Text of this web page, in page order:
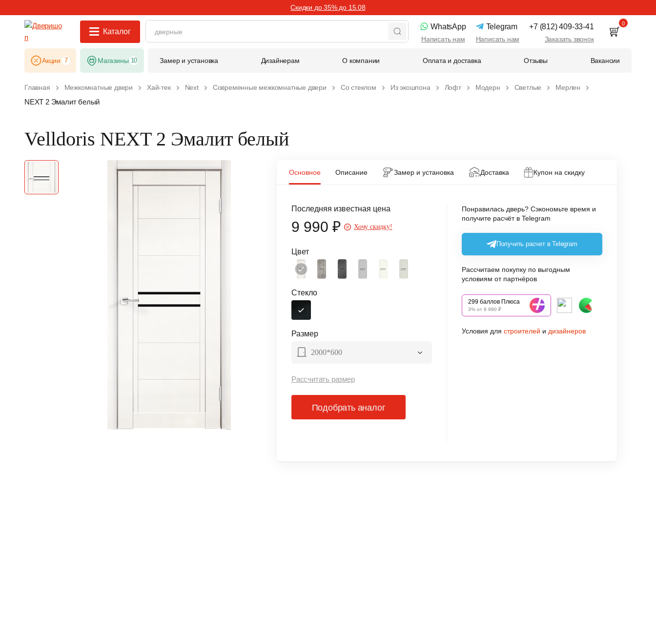
Скидки до 35% до 15.08
Каталог
WhatsApp
Написать нам
Telegram
Написать нам
+7 (812) 409-33-41
Заказать звонок
0
Акции 7 Магазины 10 Замер и установка Дизайнерам О компании Оплата и доставка Отзывы Вакансии
Главная Межкомнатные двери Хай-тек Next Современные межкомнатные двери Со стеклом Из экошпона Лофт Модерн Светлые Мерлен
NEXT 2 Эмалит белый
Velldoris NEXT 2 Эмалит белый
Основное Описание Замер и установка Доставка Купон на скидку
Цвет
Стекло
Размер
2000*600
Рассчитать размер
Последняя известная цена
9 990 ₽ Хочу скидку!
Подобрать аналог
Понравилась дверь? Сэкономьте время и
получите расчёт в Telegram
Получить расчет в Telegram
Рассчитаем покупку по выгодным
условиям от партнёров
299 баллов Плюса
3% от 9 990 ₽
Условия для строителей и дизайнеров